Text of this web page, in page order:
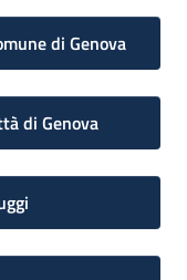
di Genova
di Genova